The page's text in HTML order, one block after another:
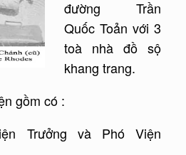
đường Trần
Quốc Toản với 3
toà nhà đồ sộ
khang trang.
gồm có :
Trưởng và Phó Viện